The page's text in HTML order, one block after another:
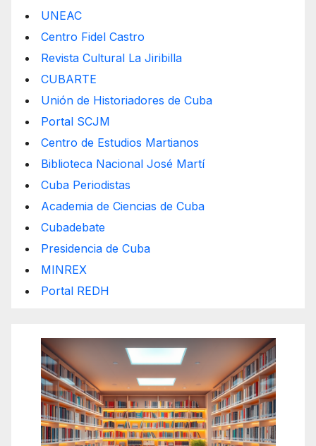
UNEAC
Centro Fidel Castro
Revista Cultural La Jiribilla
CUBARTE
Unión de Historiadores de Cuba
Portal SCJM
Centro de Estudios Martianos
Biblioteca Nacional José Martí
Cuba Periodistas
Academia de Ciencias de Cuba
Cubadebate
Presidencia de Cuba
MINREX
Portal REDH